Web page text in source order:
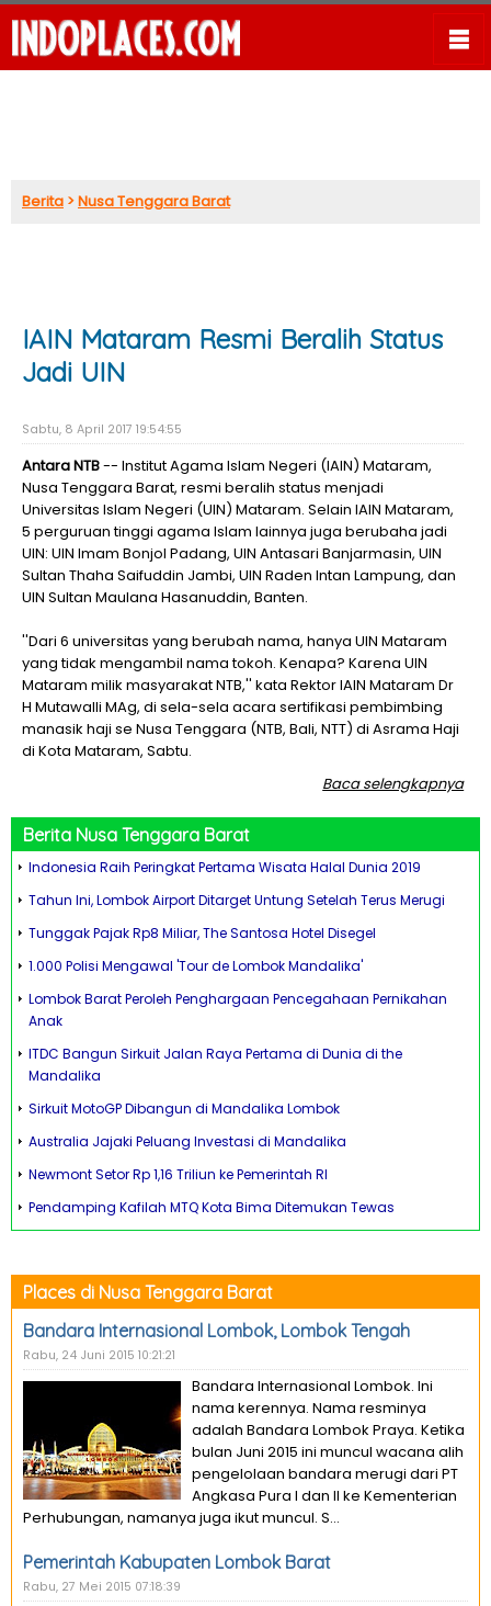
Berita >Nusa Tenggara Barat
IAIN Mataram Resmi Beralih Status
Jadi UIN
Sabtu, 8 April 2017 19:54:55
Antara NTB-- Institut Agama Islam Negeri (IAIN) Mataram,
Nusa Tenggara Barat, resmi beralih status menjadi
Universitas Islam Negeri (UIN) Mataram. Selain IAIN Mataram,
5 perguruan tinggi agama Islam lainnya juga berubaha jadi
UIN: UIN Imam Bonjol Padang, UIN Antasari Banjarmasin, UIN
Sultan Thaha Saifuddin Jambi, UIN Raden Intan Lampung, dan
UIN Sultan Maulana Hasanuddin, Banten.
''Dari 6 universitas yang berubah nama, hanya UIN Mataram
yang tidak mengambil nama tokoh. Kenapa? Karena UIN
Mataram milik masyarakat NTB,'' kata Rektor IAIN Mataram Dr
H Mutawalli MAg, di sela-sela acara sertifikasi pembimbing
manasik haji se Nusa Tenggara (NTB, Bali, NTT) di Asrama Haji
di Kota Mataram, Sabtu.
Baca selengkapnya
Berita Nusa Tenggara Barat
Indonesia Raih Peringkat Pertama Wisata Halal Dunia 2019
Tahun Ini, Lombok Airport Ditarget Untung Setelah Terus Merugi
Tunggak Pajak Rp8 Miliar, The Santosa Hotel Disegel
1.000 Polisi Mengawal 'Tour de Lombok Mandalika'
Lombok Barat Peroleh Penghargaan Pencegahaan Pernikahan
Anak
ITDC Bangun Sirkuit Jalan Raya Pertama di Dunia di the
Mandalika
Sirkuit MotoGP Dibangun di Mandalika Lombok
Australia Jajaki Peluang Investasi di Mandalika
Newmont Setor Rp 1,16 Triliun ke Pemerintah RI
Pendamping Kafilah MTQ Kota Bima Ditemukan Tewas
Places di Nusa Tenggara Barat
Bandara Internasional Lombok, Lombok Tengah
Rabu, 24 Juni 2015 10:21:21
Bandara Internasional Lombok. Ini
nama kerennya. Nama resminya
adalah Bandara Lombok Praya. Ketika
bulan Juni 2015 ini muncul wacana alih
pengelolaan bandara merugi dari PT
Angkasa Pura I dan II ke Kementerian
Perhubungan, namanya juga ikut muncul. S...
Pemerintah Kabupaten Lombok Barat
Rabu, 27 Mei 2015 07:18:39